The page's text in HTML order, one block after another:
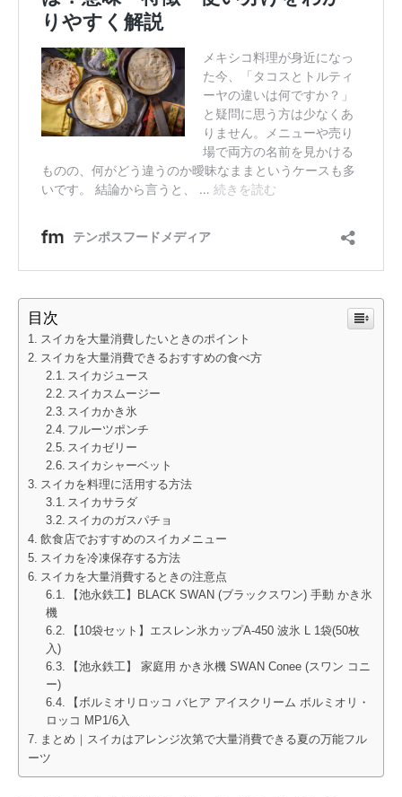
目次
スイカを大量消費したいときのポイント
スイカを大量消費できるおすすめの食べ方
スイカジュース
スイカスムージー
スイカかき氷
フルーツポンチ
スイカゼリー
スイカシャーベット
スイカを料理に活用する方法
スイカサラダ
スイカのガスパチョ
飲食店でおすすめのスイカメニュー
スイカを冷凍保存する方法
スイカを大量消費するときの注意点
【池永鉄工】BLACK SWAN (ブラックスワン) 手動 かき氷
機
【10袋セット】エスレン氷カップA-450 波氷 L 1袋(50枚
入)
【池永鉄工】 家庭用 かき氷機 SWAN Conee (スワン コニ
ー)
【ボルミオリロッコ バヒア アイスクリーム ボルミオリ・
ロッコ MP1/6入
まとめ｜スイカはアレンジ次第で大量消費できる夏の万能フル
ーツ